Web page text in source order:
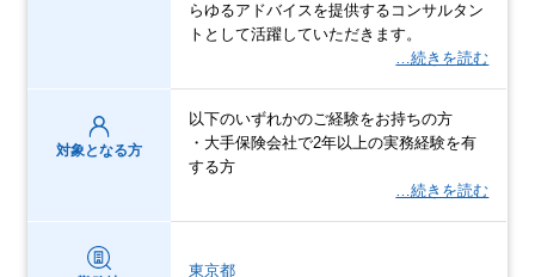
らゆるアドバイスを提供するコンサルタン
トとして活躍していただきます。
…続きを読む
対象となる方
以下のいずれかのご経験をお持ちの方
・大手保険会社で2年以上の実務経験を有
する方
…続きを読む
東京都